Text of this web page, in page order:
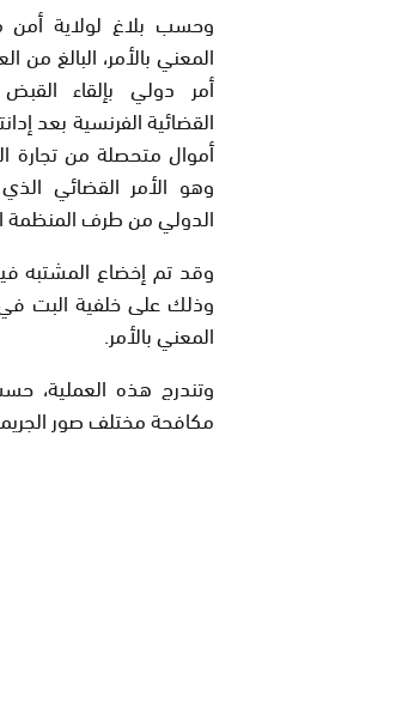
وحسب بلاغ لولاية أمن
أمر دولي بإلقاء
القضائية الفرنسية بعد
أموال متحصلة من تجارة
وهو الأمر القضائي
الدولي من طرف المنظمة
وقد تم إخضاع المشتبه
وذلك على خلفية البت
المعني بالأمر.
وتندرج هذه العملية،
مكافحة مختلف صور